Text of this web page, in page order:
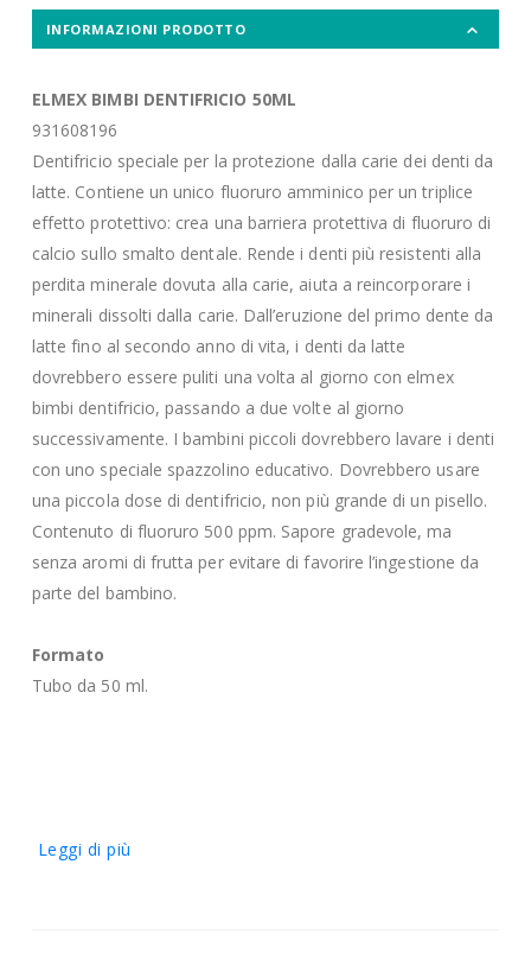
INFORMAZIONI PRODOTTO
ELMEX BIMBI DENTIFRICIO 50ML
931608196
Dentifricio speciale per la protezione dalla carie dei denti da
latte. Contiene un unico fluoruro amminico per un triplice
effetto protettivo: crea una barriera protettiva di fluoruro di
calcio sullo smalto dentale. Rende i denti più resistenti alla
perdita minerale dovuta alla carie, aiuta a reincorporare i
minerali dissolti dalla carie. Dall’eruzione del primo dente da
latte fino al secondo anno di vita, i denti da latte
dovrebbero essere puliti una volta al giorno con elmex
bimbi dentifricio, passando a due volte al giorno
successivamente. I bambini piccoli dovrebbero lavare i denti
con uno speciale spazzolino educativo. Dovrebbero usare
una piccola dose di dentifricio, non più grande di un pisello.
Contenuto di fluoruro 500 ppm. Sapore gradevole, ma
senza aromi di frutta per evitare di favorire l’ingestione da
parte del bambino.
Formato
Tubo da 50 ml.
Leggi di più